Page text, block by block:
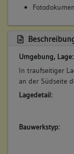
Umgebung, Lage:
In traufseitiger
an der Südseite
Lagedetail:
Bauwerkstyp: